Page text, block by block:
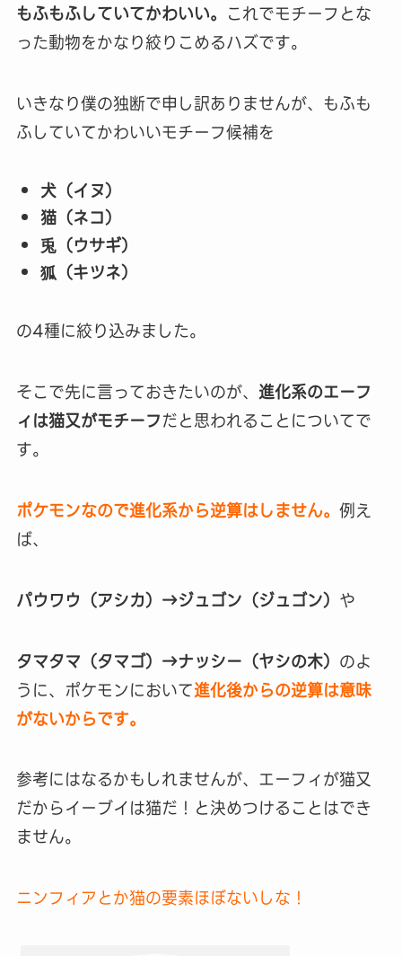
もふもふしていてかわいい。 これでモチーフとな
った動物をかなり絞りこめるハズです。
いきなり僕の独断で申し訳ありませんが、もふも
ふしていてかわいいモチーフ候補を
犬（イヌ）
猫（ネコ）
兎（ウサギ）
狐（キツネ）
の4種に絞り込みました。
そこで先に言っておきたいのが、 進化系のエーフ
ィは猫又がモチーフだと思われることについてで
す。
ポケモンなので進化系から逆算はしません。 例え
ば、
パウワウ（アシカ）→ジュゴン（ジュゴン） や
タマタマ（タマゴ）→ナッシー（ヤシの木） のよ
うに、ポケモンにおいて進化後からの逆算は意味
がないからです。
参考にはなるかもしれませんが、エーフィが猫又
だからイーブイは猫だ！と決めつけることはでき
ません。
ニンフィアとか猫の要素ほぼないしな！